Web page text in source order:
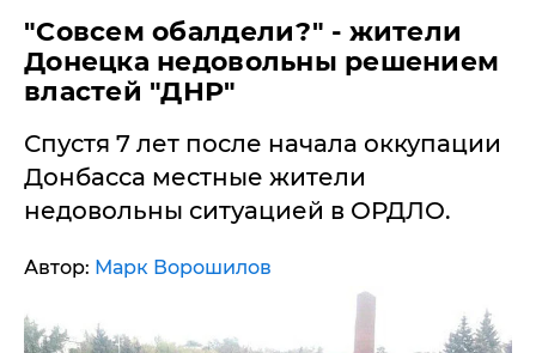
"Совсем обалдели?" - жители
Донецка недовольны решением
властей "ДНР"
Спустя 7 лет после начала оккупации
Донбасса местные ​жители
недовольны ситуацией в ОРДЛО.
Автор: Марк Ворошилов